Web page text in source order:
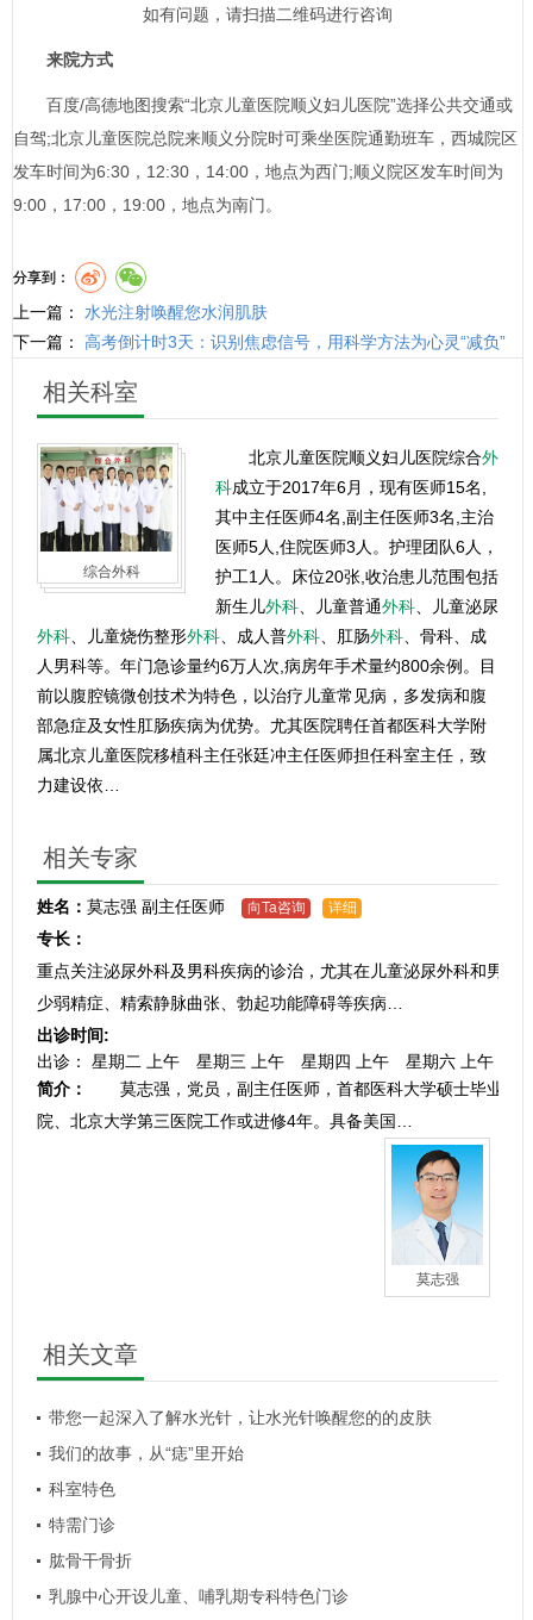
如有问题，请扫描二维码进行咨询
来院方式
百度/高德地图搜索“北京儿童医院顺义妇儿医院”选择公共交通或
自驾;北京儿童医院总院来顺义分院时可乘坐医院通勤班车，西城院区
发车时间为6:30，12:30，14:00，地点为西门;顺义院区发车时间为
9:00，17:00，19:00，地点为南门。
分享到：
上一篇：
水光注射唤醒您水润肌肤
下一篇：
高考倒计时3天：识别焦虑信号，用科学方法为心灵“减负”
相关科室
综合外科
北京儿童医院顺义妇儿医院综合外
科成立于2017年6月，现有医师15名,
其中主任医师4名,副主任医师3名,主治
医师5人,住院医师3人。护理团队6人，
护工1人。床位20张,收治患儿范围包括
新生儿外科、儿童普通外科、儿童泌尿
外科、儿童烧伤整形外科、成人普外科、肛肠外科、骨科、成
人男科等。年门急诊量约6万人次,病房年手术量约800余例。目
前以腹腔镜微创技术为特色，以治疗儿童常见病，多发病和腹
部急症及女性肛肠疾病为优势。尤其医院聘任首都医科大学附
属北京儿童医院移植科主任张廷冲主任医师担任科室主任，致
力建设依…
相关专家
姓名： 莫志强 副主任医师 向Ta咨询 详细
专长：
重点关注泌尿外科及男科疾病的诊治，尤其在儿童泌尿外科和男
少弱精症、精索静脉曲张、勃起功能障碍等疾病…
出诊时间:
出诊：
星期二 上午 星期三 上午 星期四 上午 星期六 上午
简介：
莫志强，党员，副主任医师，首都医科大学硕士毕业，
院、北京大学第三医院工作或进修4年。具备美国…
莫志强
相关文章
带您一起深入了解水光针，让水光针唤醒您的的皮肤
我们的故事，从“痣”里开始
科室特色
特需门诊
肱骨干骨折
乳腺中心开设儿童、哺乳期专科特色门诊